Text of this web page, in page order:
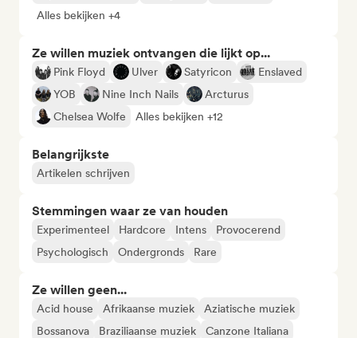
Alles bekijken +4
Ze willen muziek ontvangen die lijkt op...
Pink Floyd Ulver Satyricon
Enslaved
YOB
Nine Inch Nails
Arcturus
Chelsea Wolfe
Alles bekijken +12
Belangrijkste
Artikelen schrijven
Stemmingen waar ze van houden
Experimenteel Hardcore Intens
Provocerend
Psychologisch
Ondergronds Rare
Ze willen geen...
Acid house Afrikaanse muziek
Aziatische muziek
Bossanova
Braziliaanse muziek
Canzone Italiana